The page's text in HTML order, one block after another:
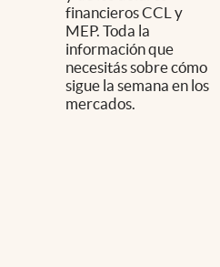
financieros CCL y
MEP. Toda la
información que
necesitás sobre cómo
sigue la semana en los
mercados.